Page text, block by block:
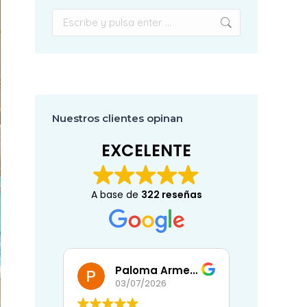
Nuestros clientes opinan
EXCELENTE
A base de 322 reseñas
2026
Eli
02/07/2026